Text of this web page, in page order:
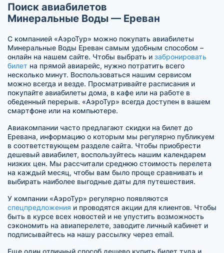
Поиск авиабилетов
Минеральные Воды — Ереван
С компанией «АэроТур» можно покупать авиабилеты
Минеральные Воды Ереван самым удобным способом –
онлайн на нашем сайте. Чтобы выбрать и забронировать
билет на прямой авиарейс, нужно потратить всего
несколько минут. Воспользоваться нашим сервисом
можно всегда и везде. Просматривайте расписания и
покупайте авиабилеты дома, в кафе или на работе в
обеденный перерыв. «АэроТур» всегда доступен в вашем
смартфоне или на компьютере.
Авиакомпании часто предлагают скидки на билет до
Еревана, информацию о которым мы регулярно публикуем
в соответствующем разделе сайта. Чтобы приобрести
дешевый авиабилет, воспользуйтесь нашим календарем
низких цен. Мы рассчитали среднюю стоимость перелета
на каждый месяц, чтобы вам было проще сравнивать и
выбирать наиболее выгодные даты для путешествия.
У компании «АэроТур» регулярно появляются
спецпредложения и проводятся акции для клиентов. Чтобы
быть в курсе всех новостей и не упустить возможность
сэкономить на авиаперелете, заводите личный кабинет и
подписывайтесь на нашу рассылку через email.
Еще один отличный способ дешево купить билет туда и